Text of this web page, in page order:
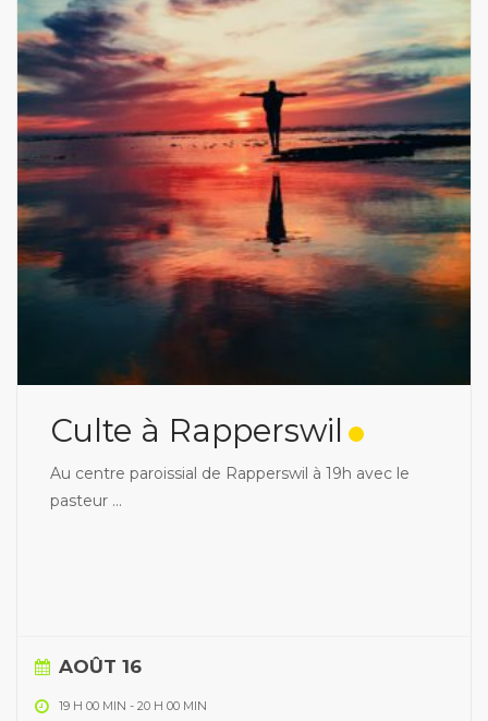
Culte à Rapperswil
Au centre paroissial de Rapperswil à 19h avec le
pasteur ...
AOÛT 16
19 H 00 MIN - 20 H 00 MIN